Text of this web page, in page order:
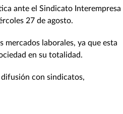
ante el Sindicato Interempresa
27 de agosto.
laborales, ya que esta
en su totalidad.
con sindicatos,